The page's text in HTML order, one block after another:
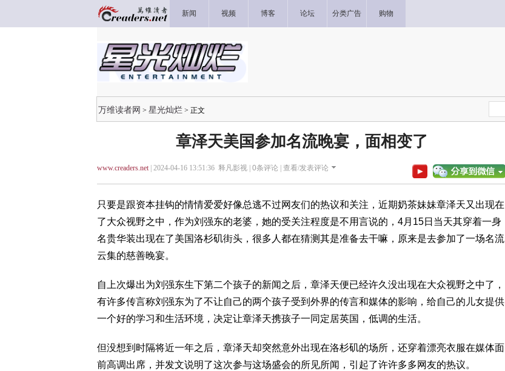
新闻 视频 博客 论坛 分类广告 购物
万维读者网 > 星光灿烂 > 正文
章泽天美国参加名流晚宴，面相变了
www.creaders.net| 2024-04-16 13:51:36 释凡影视 | 0条评论 | 查看/发表评论
只要是跟资本挂钩的情情爱爱好像总逃不过网友们的热议和关注，近期奶茶妹妹章泽天又出现在
了大众视野之中，作为刘强东的老婆，她的受关注程度是不用言说的，4月15日当天其穿着一身
名贵华装出现在了美国洛杉矶街头，很多人都在猜测其是准备去干嘛，原来是去参加了一场名流
云集的慈善晚宴。
自上次爆出为刘强东生下第二个孩子的新闻之后，章泽天便已经许久没出现在大众视野之中了，
有许多传言称刘强东为了不让自己的两个孩子受到外界的传言和媒体的影响，给自己的儿女提供
一个好的学习和生活环境，决定让章泽天携孩子一同定居英国，低调的生活。
但没想到时隔将近一年之后，章泽天却突然意外出现在洛杉矶的场所，还穿着漂亮衣服在媒体面
前高调出席，并发文说明了这次参与这场盛会的所见所闻，引起了许许多多网友的热议。